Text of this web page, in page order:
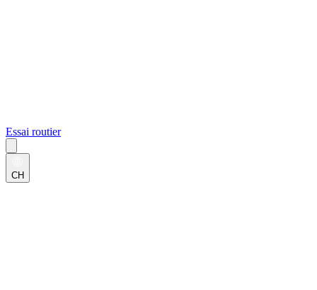
Essai routier
CH